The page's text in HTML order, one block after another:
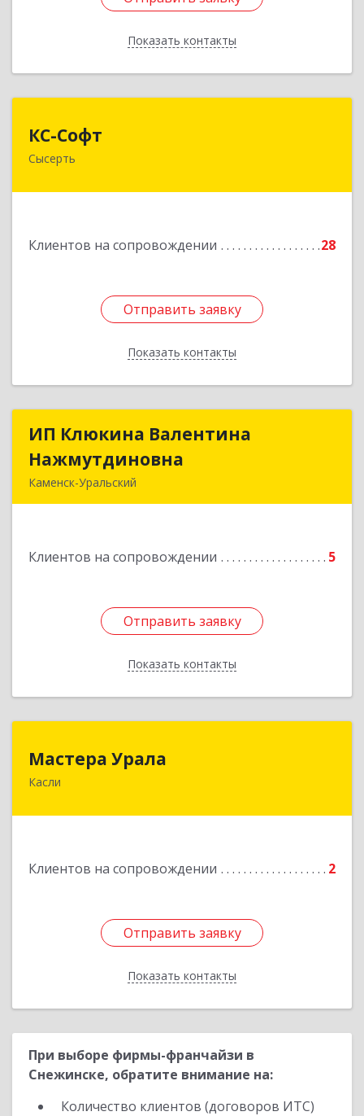
Показать контакты
Назад
КС-Софт
Сысерть
Клиентов на сопровождении 28
Отправить заявку
Показать контакты
624001, Свердловская обл, Сысертский р-н,
Отправить заявку
Назад
ИП Клюкина Валентина
Нажмутдиновна
Каменск-Уральский
Клиентов на сопровождении 5
Отправить заявку
Показать контакты
ИП Клюкина Валентина
Нажмутдиновна
Подробнее
Отправить заявку
Назад
Мастера Урала
Касли
Клиентов на сопровождении 2
Отправить заявку
Показать контакты
456830, Челябинская обл., г. Касли, ул. Карла
Отправить заявку
Назад
При выборе фирмы-франчайзи в
Снежинске, обратите внимание на:
Количество клиентов (договоров ИТС)